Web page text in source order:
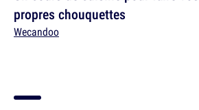
propres chouquettes
Wecandoo